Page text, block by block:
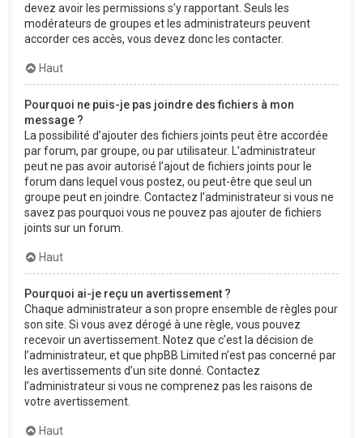
devez avoir les permissions s’y rapportant. Seuls les
modérateurs de groupes et les administrateurs peuvent
accorder ces accès, vous devez donc les contacter.
Haut
Pourquoi ne puis-je pas joindre des fichiers à mon
message ?
La possibilité d’ajouter des fichiers joints peut être accordée
par forum, par groupe, ou par utilisateur. L’administrateur
peut ne pas avoir autorisé l’ajout de fichiers joints pour le
forum dans lequel vous postez, ou peut-être que seul un
groupe peut en joindre. Contactez l’administrateur si vous ne
savez pas pourquoi vous ne pouvez pas ajouter de fichiers
joints sur un forum.
Haut
Pourquoi ai-je reçu un avertissement ?
Chaque administrateur a son propre ensemble de règles pour
son site. Si vous avez dérogé à une règle, vous pouvez
recevoir un avertissement. Notez que c’est la décision de
l’administrateur, et que phpBB Limited n’est pas concerné par
les avertissements d’un site donné. Contactez
l’administrateur si vous ne comprenez pas les raisons de
votre avertissement.
Haut